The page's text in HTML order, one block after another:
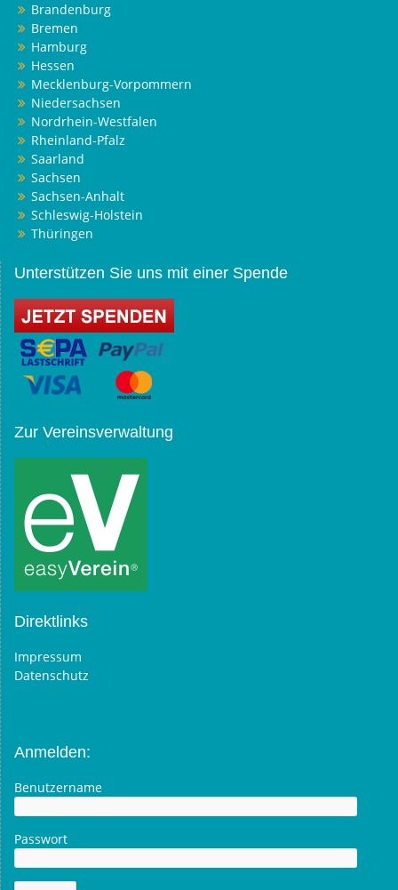
Brandenburg
Bremen
Hamburg
Hessen
Mecklenburg-Vorpommern
Niedersachsen
Nordrhein-Westfalen
Rheinland-Pfalz
Saarland
Sachsen
Sachsen-Anhalt
Schleswig-Holstein
Thüringen
Unterstützen Sie uns mit einer Spende
Zur Vereinsverwaltung
Direktlinks
Impressum
Datenschutz
Anmelden:
Benutzername
Passwort